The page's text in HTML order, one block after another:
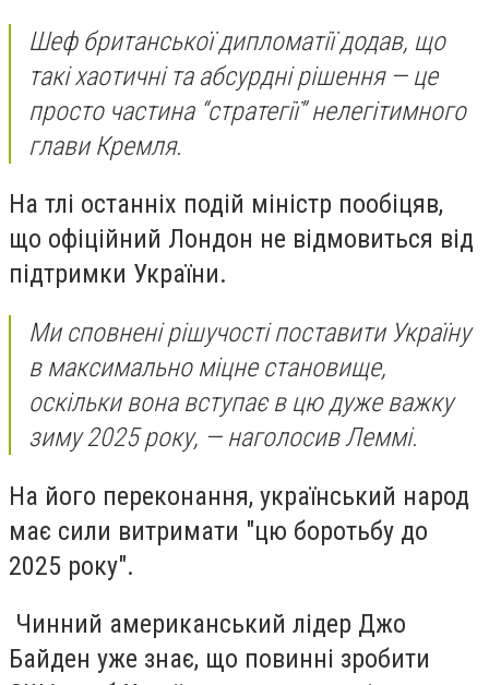
Шеф британської дипломатії додав, що
такі хаотичні та абсурдні рішення — це
просто частина “стратегії” нелегітимного
глави Кремля.
На тлі останніх подій міністр пообіцяв,
що офіційний Лондон не відмовиться від
підтримки України.
Ми сповнені рішучості поставити Україну
в максимально міцне становище,
оскільки вона вступає в цю дуже важку
зиму 2025 року, — наголосив Леммі.
На його переконання, український народ
має сили витримати "цю боротьбу до
2025 року".
Чинний американський лідер Джо
Байден уже знає, що повинні зробити